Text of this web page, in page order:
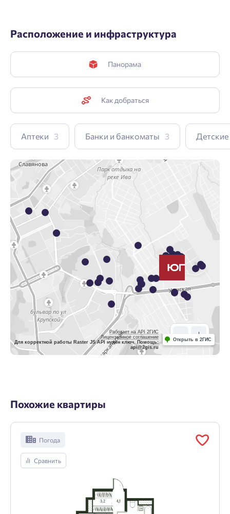
Расположение и инфраструктура
Панорама
Как добраться
Аптеки 3 Банки и банкоматы 3
Работает на API 2ГИС
Лицензионное соглашение
Для корректной работы Raster JS API нужен ключ. Помощь:
api@2gis.ru
Открыть в 2ГИС
Похожие квартиры
Погода
Сравнить